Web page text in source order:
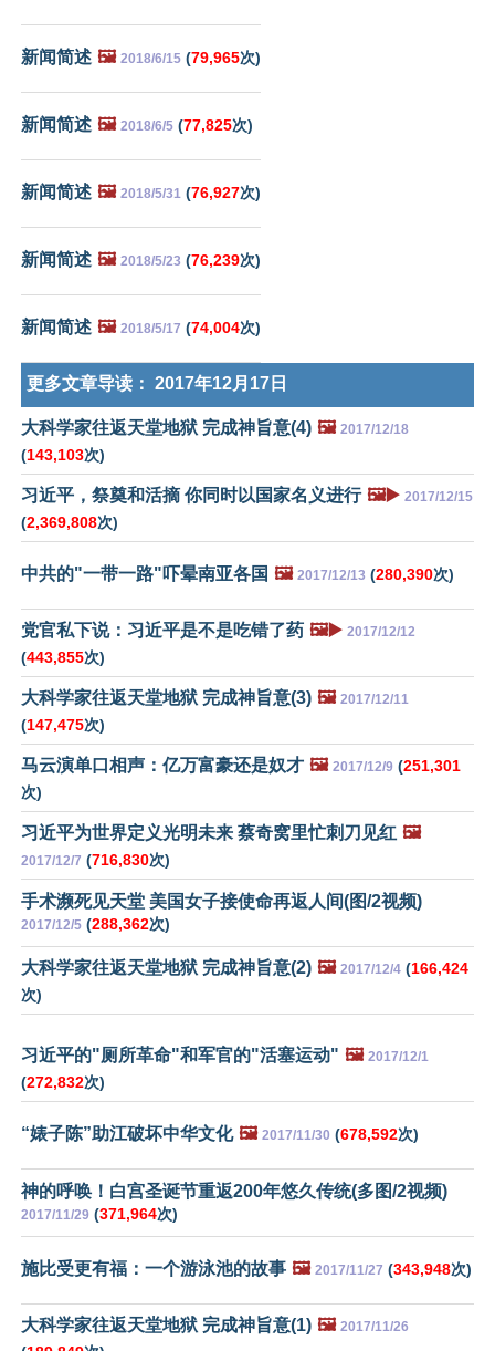
新闻简述 🖼️ 2018/6/15 (79,965次)
新闻简述 🖼️ 2018/6/5 (77,825次)
新闻简述 🖼️ 2018/5/31 (76,927次)
新闻简述 🖼️ 2018/5/23 (76,239次)
新闻简述 🖼️ 2018/5/17 (74,004次)
更多文章导读： 2017年12月17日
大科学家往返天堂地狱 完成神旨意(4) 🖼️ 2017/12/18
(143,103次)
习近平，祭奠和活摘 你同时以国家名义进行 🖼️▶️ 2017/12/15
(2,369,808次)
中共的"一带一路"吓晕南亚各国 🖼️ 2017/12/13 (280,390次)
党官私下说：习近平是不是吃错了药 🖼️▶️ 2017/12/12
(443,855次)
大科学家往返天堂地狱 完成神旨意(3) 🖼️ 2017/12/11
(147,475次)
马云演单口相声：亿万富豪还是奴才 🖼️ 2017/12/9 (251,301
次)
习近平为世界定义光明未来 蔡奇窝里忙刺刀见红 🖼️
2017/12/7 (716,830次)
手术濒死见天堂 美国女子接使命再返人间(图/2视频)
2017/12/5 (288,362次)
大科学家往返天堂地狱 完成神旨意(2) 🖼️ 2017/12/4 (166,424
次)
习近平的"厕所革命"和军官的"活塞运动" 🖼️ 2017/12/1
(272,832次)
“婊子陈”助江破坏中华文化 🖼️ 2017/11/30 (678,592次)
神的呼唤！白宫圣诞节重返200年悠久传统(多图/2视频)
2017/11/29 (371,964次)
施比受更有福：一个游泳池的故事 🖼️ 2017/11/27 (343,948次)
大科学家往返天堂地狱 完成神旨意(1) 🖼️ 2017/11/26